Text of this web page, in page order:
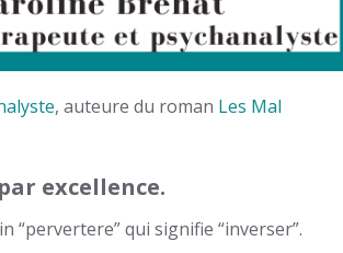
, auteure du roman Les Mal
excellence.
“pervertere” qui signifie “inverser”.